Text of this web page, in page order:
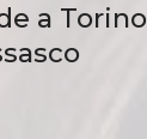
a Torino